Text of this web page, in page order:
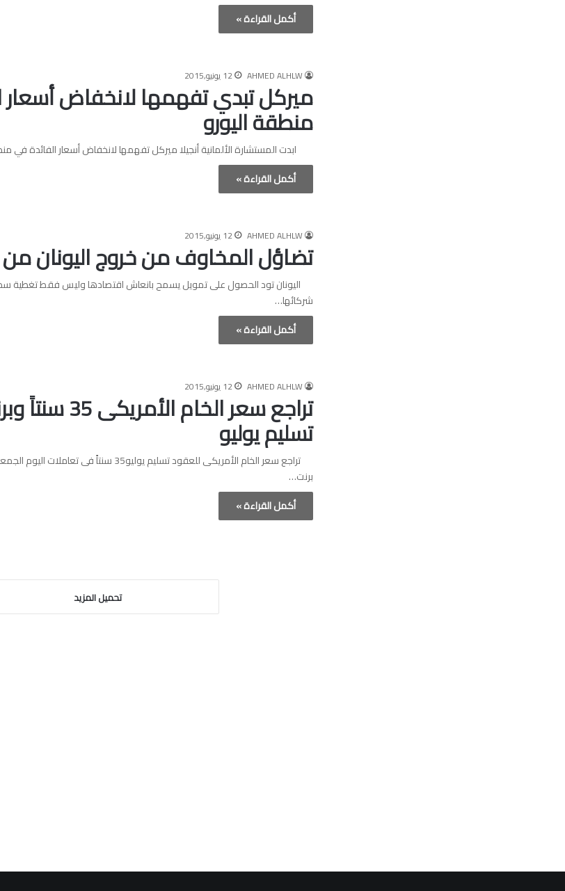
أكمل القراءة »
AHMED ALHLW 12 يونيو,2015
ميركل تبدي تفهمها لانخفاض أسعار
منطقة اليورو
ابدت المستشارة الألمانية أنجيلا ميركل تفهمها لانخفاض أسعار الفائدة في
أكمل القراءة »
AHMED ALHLW 12 يونيو,2015
تضاؤل المخاوف من خروج اليونان من
اليونان تود الحصول على تمويل يسمح بانعاش اقتصادها وليس فقط تغطية
شركائها…
أكمل القراءة »
AHMED ALHLW 12 يونيو,2015
تسليم يوليو
تراجع سعر الخام الأمريكى للعقود تسليم يوليو35
برنت…
أكمل القراءة »
تحميل المزيد